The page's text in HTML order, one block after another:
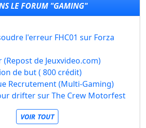
LE FORUM "GAMING"
l'erreur FHC01 sur Forza
(Repost de Jeuxvideo.com)
de but ( 800 crédit)
Recrutement (Multi-Gaming)
drifter sur The Crew Motorfest
VOIR TOUT